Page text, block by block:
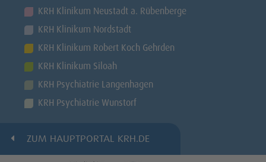
KRH Klinikum Neustadt a. Rübenberge
KRH Klinikum Nordstadt
KRH Klinikum Robert Koch Gehrden
KRH Klinikum Siloah
KRH Psychiatrie Langenhagen
KRH Psychiatrie Wunstorf
ZUM HAUPTPORTAL KRH.DE